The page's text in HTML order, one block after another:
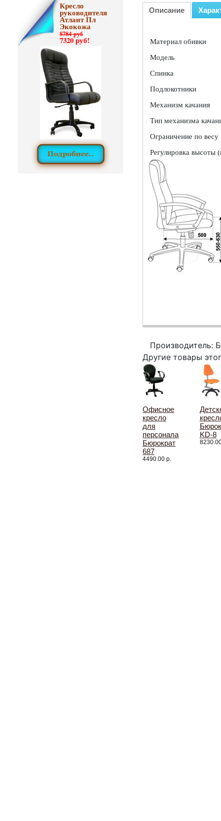
Кресло
руководителя
Атлант Пл
Экокожа
8784 руб
7320 руб!
Описание
Материал обивки
Модель
Спинка
Подлокотники
Механизм качания
Тип механизма
Ограничение по весу
Регулировка высоты
Производитель:
Другие товары
Офисное
кресло
для
персонала
Бюрократ
687
4490.00 р.
KD-8